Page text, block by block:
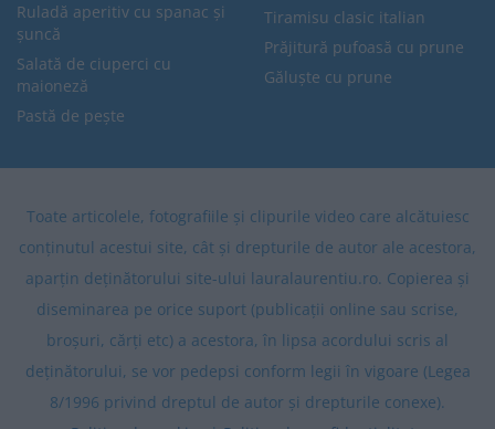
Ruladă aperitiv cu spanac și
șuncă
Salată de ciuperci cu
maioneză
Pastă de pește
Tiramisu clasic italian
Prăjitură pufoasă cu prune
Găluște cu prune
Toate articolele, fotografiile și clipurile video care alcătuiesc
conținutul acestui site, cât și drepturile de autor ale acestora,
aparțin deținătorului site-ului lauralaurentiu.ro. Copierea și
diseminarea pe orice suport (publicații online sau scrise,
broșuri, cărți etc) a acestora, în lipsa acordului scris al
deținătorului, se vor pedepsi conform legii în vigoare (Legea
8/1996 privind dreptul de autor și drepturile conexe).